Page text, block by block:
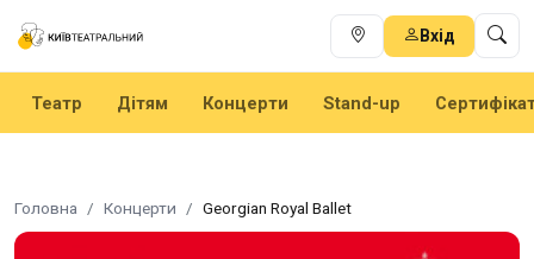
Вхід
Театр Дітям Концерти Stand-up
Головна Концерти Georgian Royal Ballet